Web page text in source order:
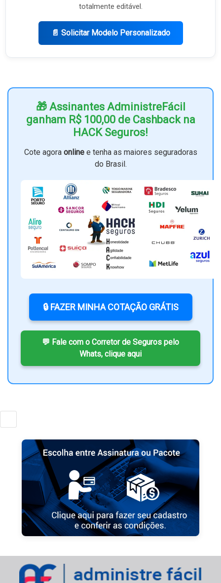
totalmente editável.
📄 Solicitar Modelo Personalizado
🎁 Assinantes AdministreFácil
ganham R$ 100,00 de Cashback na
HACK Seguros!
Cote agora onlinee tenha as maiores seguradoras
do Brasil.
🔒 FAZER MINHA COTAÇÃO GRÁTIS
💬 Fale com o Corretor de Seguros pelo
Whats, clique aqui